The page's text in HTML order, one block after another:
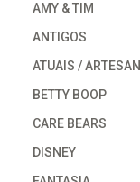
AMY & TIM
ANTIGOS
ATUAIS /
BETTY BOOP
CARE BEARS
DISNEY